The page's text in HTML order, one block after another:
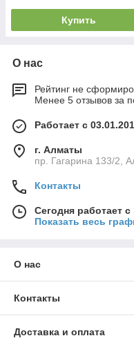
Купить
О нас
Рейтинг не
Менее 5 отзывов за
Работает с
г. Алматы
пр. Гагарина 133/2,
Контакты
Сегодня работает
Показать весь
О нас
Контакты
Доставка и оплата